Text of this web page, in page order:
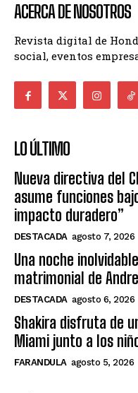
ACERCA DE NOSOTROS
Revista digital de
social, eventos
LO ÚLTIMO
Nueva directiva del
asume funciones
impacto duradero”
DESTACADA agosto 7, 2026
Una noche
matrimonial de
DESTACADA agosto 6, 2026
Shakira disfruta de
Miami junto a los
FARANDULA agosto 5, 2026